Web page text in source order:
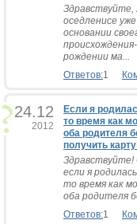
оседленисе
основании
рождении ма...
Ответов:1
24.12
2012
Если я
то время как
оба родителя
получить
если я
то время как
оба родителя
Ответов:1